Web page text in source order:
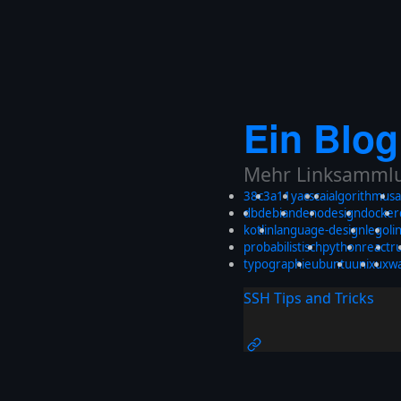
Ein Blog
Mehr
38c3a11yacscaialgorithmus
dbdebiandenodesigndocker
kotlinlanguage-designlego
probabilistischpythonreact
typographieubuntuunixux
SSH Tips and Tricks